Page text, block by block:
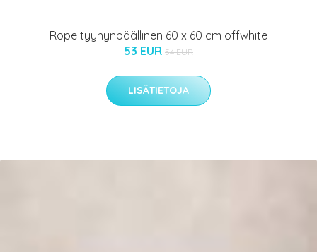
Rope tyynynpäällinen 60 x 60 cm offwhite
53 EUR 54 EUR
LISÄTIETOJA